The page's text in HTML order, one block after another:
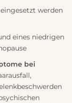
werden
eines niedrigen
bei